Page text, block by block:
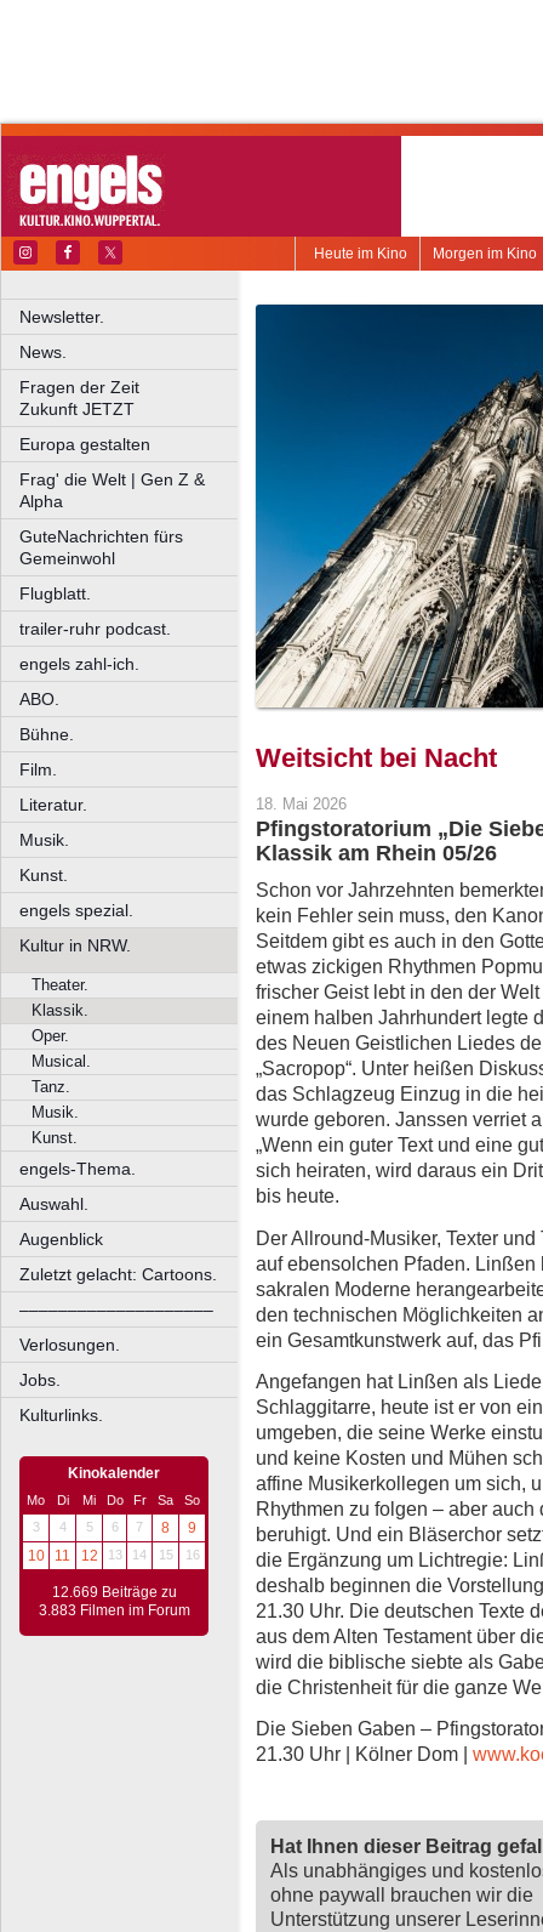
Morgen im Kino
Heute im Kino
Newsletter.
News.
Fragen der Zeit
Zukunft JETZT
Europa gestalten
Frag' die Welt | Gen Z &
Alpha
GuteNachrichten fürs
Gemeinwohl
Flugblatt.
trailer-ruhr podcast.
engels zahl-ich.
ABO.
Bühne.
Film.
Literatur.
Musik.
Kunst.
engels spezial.
Kultur in NRW.
Theater.
Klassik.
Oper.
Musical.
Tanz.
Musik.
Kunst.
engels-Thema.
Auswahl.
Augenblick
Zuletzt gelacht: Cartoons.
––––––––––––––––––––
Verlosungen.
Jobs.
Kulturlinks.
Kinokalender
Mo Di Mi Do Fr Sa
So
3
4 5 6 7 8
9
10
11 12 13 14 15 16
12.669 Beiträge zu
3.883 Filmen im Forum
Weitsicht bei Nacht
18. Mai 2026
Pfingstoratorium „Die
Klassik am Rhein 05/26
Schon vor Jahrzehnten
kein Fehler sein muss, den
Seitdem gibt es auch in den
etwas zickigen Rhythmen
frischer Geist lebt in den der
einem halben Jahrhundert legte
des Neuen Geistlichen Liedes
„Sacropop“. Unter heißen
das Schlagzeug Einzug in die
wurde geboren. Janssen verriet
„Wenn ein guter Text und eine
sich heiraten, wird daraus ein
bis heute.
Der Allround-Musiker, Texter
auf ebensolchen Pfaden.
sakralen Moderne
den technischen Möglichkeiten
ein Gesamtkunstwerk auf, das
Angefangen hat Linßen als
Schlaggitarre, heute ist er von
umgeben, die seine Werke
und keine Kosten und Mühen
affine Musikerkollegen um sich,
Rhythmen zu folgen – aber
beruhigt. Und ein Bläserchor
die Ergänzung um Lichtregie:
deshalb beginnen die
21.30 Uhr. Die deutschen Texte
aus dem Alten Testament über
wird die biblische siebte als
die Christenheit für die ganze
Die Sieben Gaben –
21.30 Uhr | Kölner Dom |
Hat Ihnen dieser Beitrag
Als unabhängiges und
ohne paywall brauchen wir die
Unterstützung unserer